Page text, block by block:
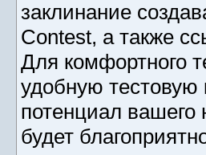
заклинание
Contest, а также
Для комфортного
удобную тестовую
потенциал вашего
будет